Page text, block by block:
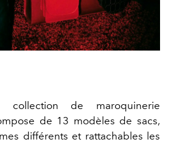
collection de maroquinerie
de 13 modèles de sacs,
différents et rattachables les